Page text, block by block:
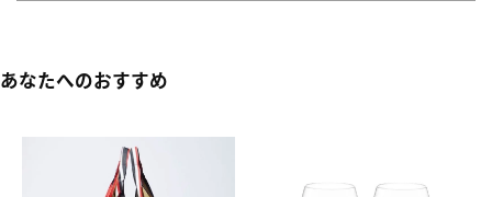
あなたへのおすすめ